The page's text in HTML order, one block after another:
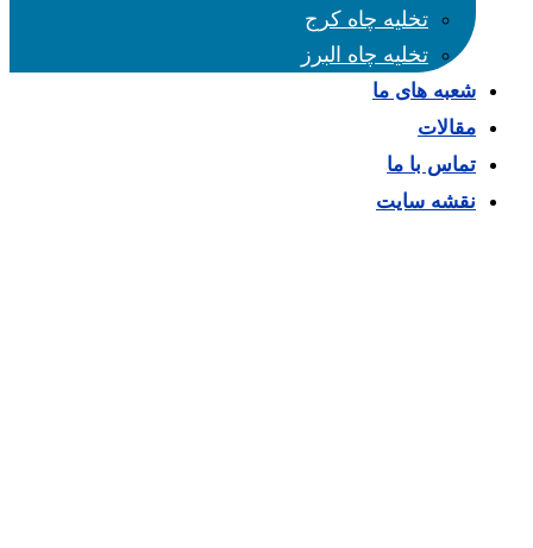
تخلیه چاه کرج
تخلیه چاه البرز
شعبه های ما
مقالات
تماس با ما
نقشه سایت